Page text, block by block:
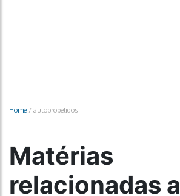
Home / autopropelidos
Matérias
relacionadas a